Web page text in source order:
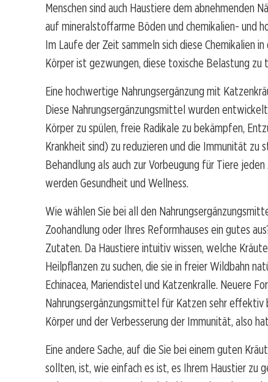
Menschen sind auch Haustiere dem abnehmenden
auf mineralstoffarme Böden und chemikalien- und
Im Laufe der Zeit sammeln sich diese Chemikalien
Körper ist gezwungen, diese toxische Belastung zu
Eine hochwertige Nahrungsergänzung mit
Diese Nahrungsergänzungsmittel wurden
Körper zu spülen, freie Radikale zu bekämpfen,
Krankheit sind) zu reduzieren und die Immunität zu
Behandlung als auch zur Vorbeugung für Tiere
werden Gesundheit und Wellness.
Wie wählen Sie bei all den
Zoohandlung oder Ihres Reformhauses ein gutes
Zutaten. Da Haustiere intuitiv wissen, welche
Heilpflanzen zu suchen, die sie in freier Wildbahn
Echinacea, Mariendistel und Katzenkralle. Neuere
Nahrungsergänzungsmittel für Katzen sehr effektiv
Körper und der Verbesserung der Immunität, also
Eine andere Sache, auf die Sie bei einem guten
sollten, ist, wie einfach es ist, es Ihrem Haustier zu